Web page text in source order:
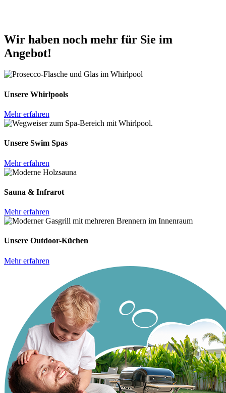
Wir haben noch mehr für Sie im
Angebot!
Unsere Whirlpools
Mehr erfahren
Unsere Swim Spas
Mehr erfahren
Sauna & Infrarot
Mehr erfahren
Unsere Outdoor-Küchen
Mehr erfahren